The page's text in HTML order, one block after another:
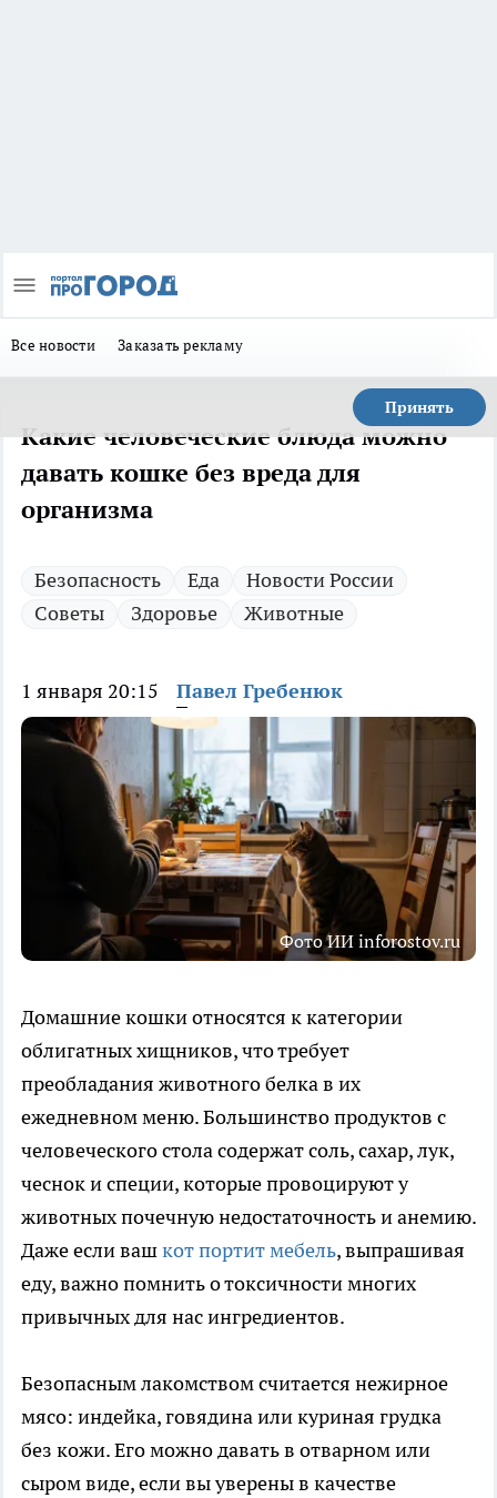
Все новости Заказать рекламу
Принять
Какие человеческие блюда можно
давать кошке без вреда для
организма
Безопасность Еда
Новости России
Советы
Здоровье Животные
1 января 20:15 Павел Гребенюк
Фото ИИ inforostov.ru
Домашние кошки относятся к категории
облигатных хищников, что требует
преобладания животного белка в их
ежедневном меню. Большинство продуктов с
человеческого стола содержат соль, сахар, лук,
чеснок и специи, которые провоцируют у
животных почечную недостаточность и анемию.
Даже если вашкот портит мебель, выпрашивая
еду, важно помнить о токсичности многих
привычных для нас ингредиентов.
Безопасным лакомством считается нежирное
мясо: индейка, говядина или куриная грудка
без кожи. Его можно давать в отварном или
сыром виде, если вы уверены в качестве